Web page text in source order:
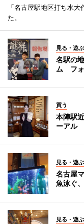
「名古屋駅地区打ち水
た。
見る・遊ぶ
名駅の
ム フォ
買う
本陣駅
ーアル
見る・遊ぶ
名古屋
魚泳ぐ
見る・遊ぶ